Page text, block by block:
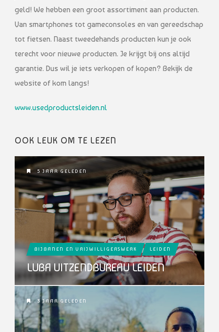
geld! We hebben een groot assortiment aan producten.
Van smartphones tot gameconsoles en van gereedschap
tot fietsen. Naast tweedehands producten kun je ook
terecht voor nieuwe producten. Je krijgt bij ons altijd
garantie. Dus wil je iets verkopen of kopen? Bekijk de
website of kom langs!
www.usedproductsleiden.nl
OOK LEUK OM TE LEZEN
5 JAAR GELEDEN
BIJBANEN EN VRIJWILLIGERSWERK LEIDEN
LUBA UITZENDBUREAU LEIDEN
3 JAAR GELEDEN